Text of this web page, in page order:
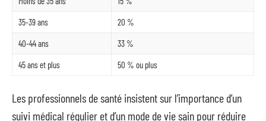
35-39 ans
20 %
40-44 ans
33 %
45 ans et plus
50 % ou plus
Les professionnels de santé insistent sur l’importance d’un
suivi médical régulier et d’un mode de vie sain pour réduire